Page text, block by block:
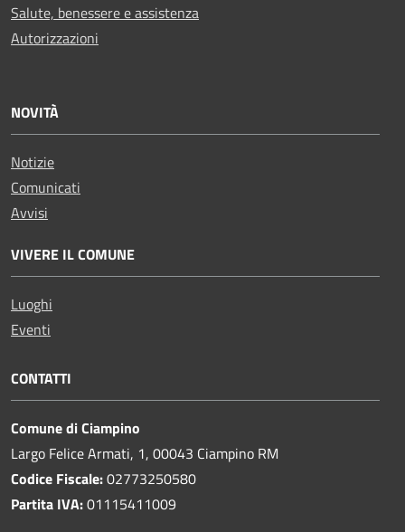
Salute, benessere e assistenza
Autorizzazioni
NOVITÀ
Notizie
Comunicati
Avvisi
VIVERE IL COMUNE
Luoghi
Eventi
CONTATTI
Comune di Ciampino
Largo Felice Armati, 1, 00043 Ciampino RM
Codice Fiscale:02773250580
Partita IVA:01115411009